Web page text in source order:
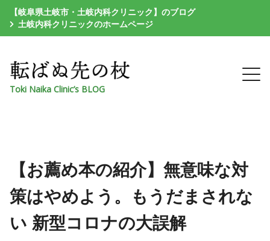
【岐阜県土岐市・土岐内科クリニック】のブログ
土岐内科クリニックのホームページ
Toki Naika Clinic’s BLOG
【お薦め本の紹介】無意味な対
策はやめよう。もうだまされな
い 新型コロナの大誤解